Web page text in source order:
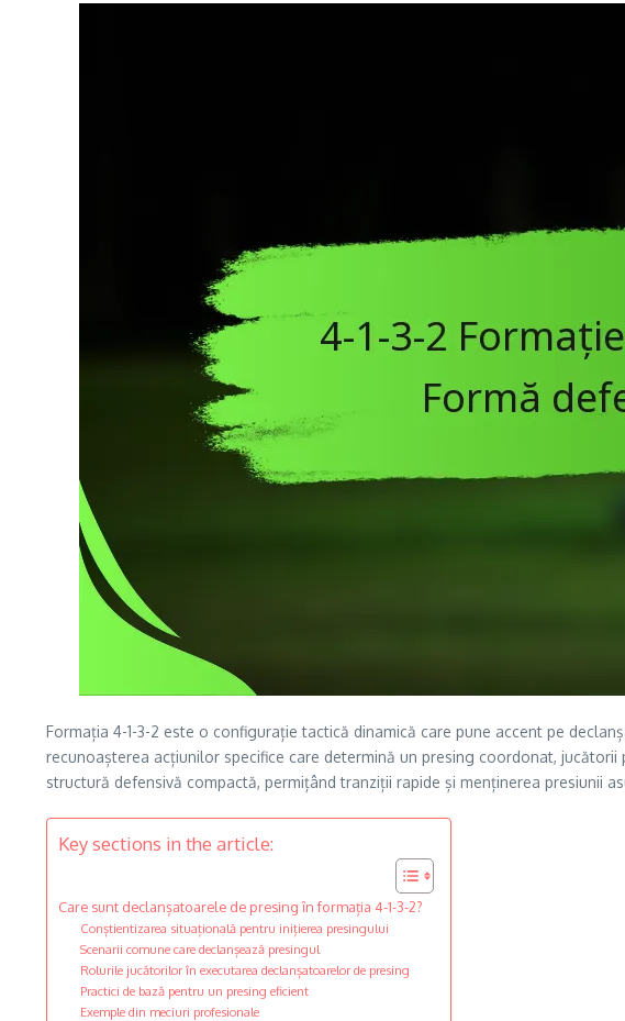
Formația 4-1-3-2 este o configurație tactică dinamică care pune accent pe
recunoașterea acțiunilor specifice care determină un presing coordonat,
structură defensivă compactă, permițând tranziții rapide și menținerea presiunii
Key sections in the article:
Care sunt declanșatoarele de presing în formația 4-1-3-2?
Conștientizarea situațională pentru inițierea presingului
Scenarii comune care declanșează presingul
Rolurile jucătorilor în executarea declanșatoarelor de presing
Practici de bază pentru un presing eficient
Exemple din meciuri profesionale